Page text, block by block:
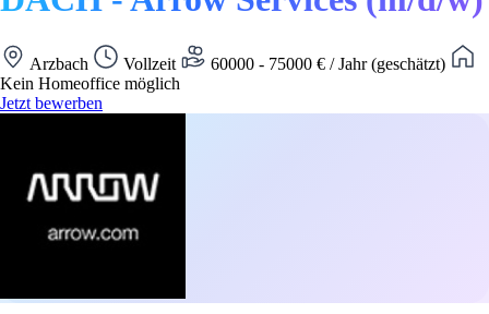
Arzbach Vollzeit
60000 - 75000 € / Jahr (geschätzt)
Kein Homeoffice möglich
Jetzt bewerben